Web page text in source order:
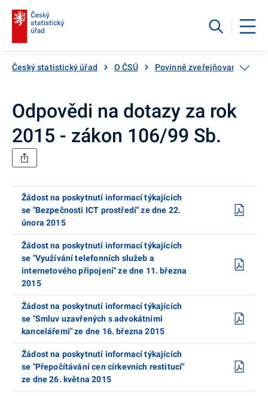
Český statistický úřad O ČSÚ Povinně zveřejňované
Odpovědi na dotazy za rok
2015 - zákon 106/99 Sb.
Žádost na poskytnutí informací týkajících
se "Bezpečnosti ICT prostředí" ze dne 22.
února 2015
Žádost na poskytnutí informací týkajících
se "Využívání telefonních služeb a
internetového připojení" ze dne 11. března
2015
Žádost na poskytnutí informací týkajících
se "Smluv uzavřených s advokátními
kancelářemi" ze dne 16. března 2015
Žádost na poskytnutí informací týkajících
se "Přepočítávání cen církevních restitucí"
ze dne 26. května 2015